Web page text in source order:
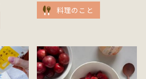
料理のこと